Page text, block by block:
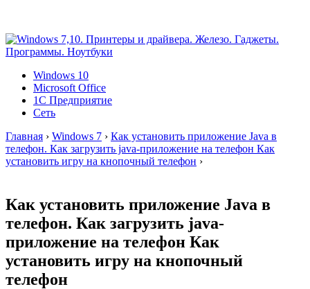
Windows 10
Microsoft Office
1C Предприятие
Сеть
Главная › Windows 7 › Как установить приложение Java в
телефон. Как загрузить java-приложение на телефон Как
установить игру на кнопочный телефон ›
Как установить приложение Java в
телефон. Как загрузить java-
приложение на телефон Как
установить игру на кнопочный
телефон